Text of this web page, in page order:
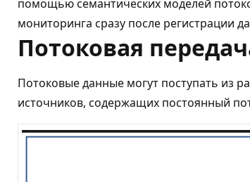
помощью семантических моделей
мониторинга сразу после регистрации
Потоковая
Потоковые данные могут поступать из
источников, содержащих постоянный